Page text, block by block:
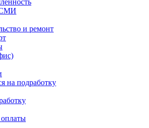
СМИ
и ремонт
на подработку